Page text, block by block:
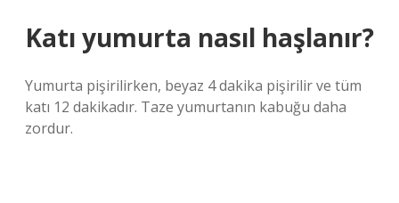
Katı yumurta nasıl haşlanır?
Yumurta pişirilirken, beyaz 4 dakika pişirilir ve tüm
katı 12 dakikadır. Taze yumurtanın kabuğu daha
zordur.